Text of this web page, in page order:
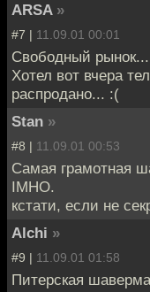
ARSA »
#7 | 11.09.01 00:01
Свободный
Хотел вот вчера
распродано... :(
Stan »
#8 | 11.09.01 00:53
Самая грамотная
IMHO.
кстати, если не
Alchi »
#9 | 11.09.01 01:58
Питерская